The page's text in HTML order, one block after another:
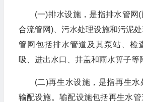
(一)排水设施，是指排水管网
合流管网)、污水处理设施和污泥
管网包括排水管道及其泵站、检
吸、进出水口、井盖和雨水箅子等
(二)再生水设施，是指再生
输配设施。输配设施包括再生水